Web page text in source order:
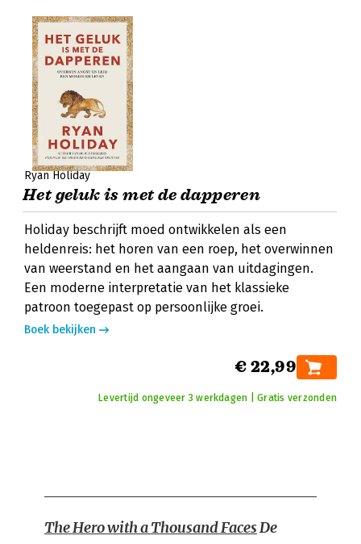
Ryan Holiday
Het geluk is met de dapperen
Holiday beschrijft moed ontwikkelen als een
heldenreis: het horen van een roep, het overwinnen
van weerstand en het aangaan van uitdagingen.
Een moderne interpretatie van het klassieke
patroon toegepast op persoonlijke groei.
Boek bekijken
€ 22,99
Levertijd ongeveer 3 werkdagen | Gratis verzonden
The Hero with a Thousand FacesDe